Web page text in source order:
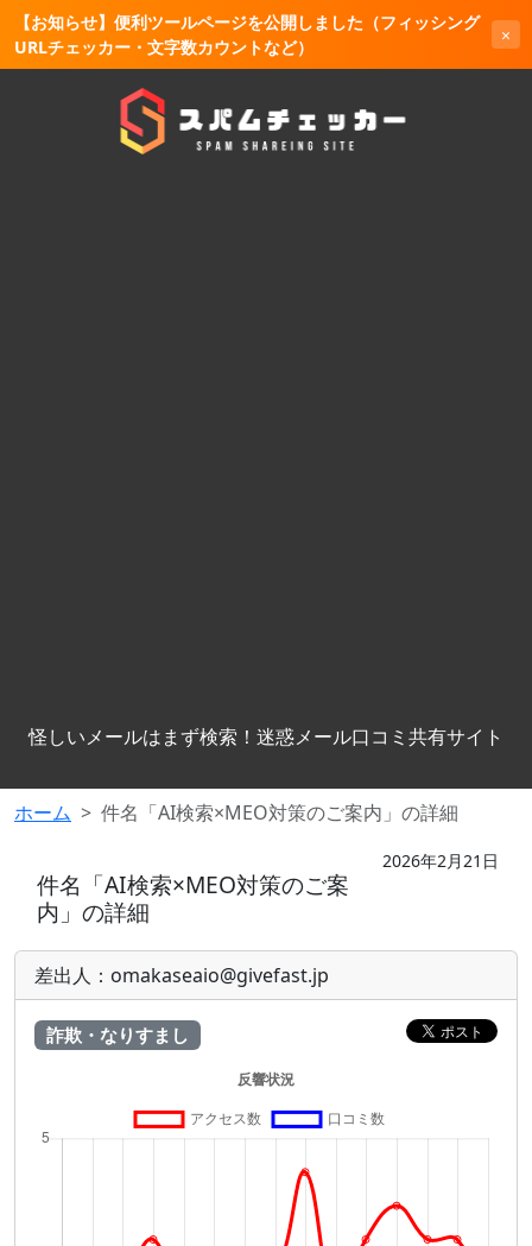
【お知らせ】便利ツールページを公開しました（フィッシング
URLチェッカー・文字数カウントなど）
×
怪しいメールはまず検索！迷惑メール口コミ共有サイト
ホーム 件名「AI検索×MEO対策のご案内」の詳細
件名「AI検索×MEO対策のご案
内」の詳細
2026年2月21日
差出人：omakaseaio@givefast.jp
詐欺・なりすまし